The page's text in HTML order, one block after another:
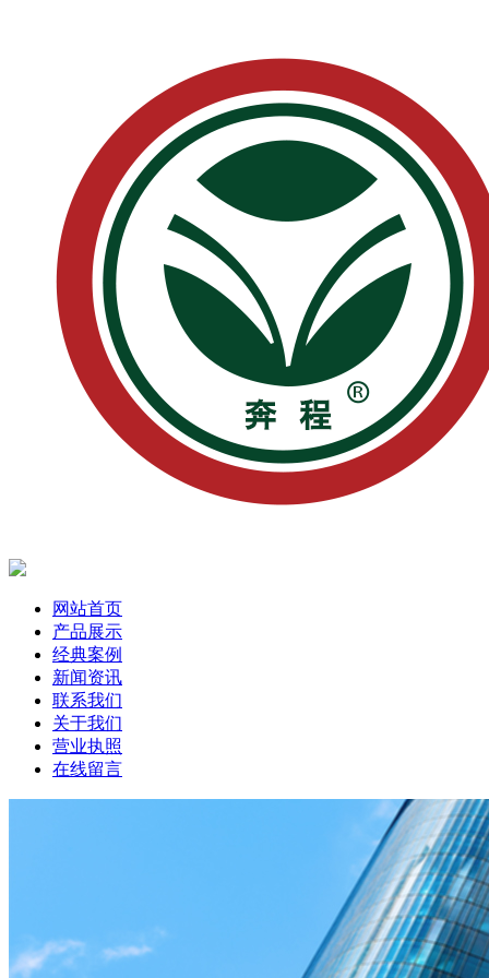
网站首页
产品展示
经典案例
新闻资讯
联系我们
关于我们
营业执照
在线留言